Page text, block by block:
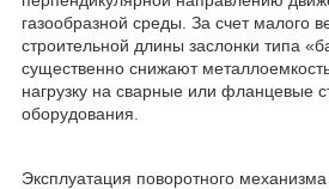
газообразной среды. За счет малого
строительной длины заслонки типа
существенно снижают
нагрузку на сварные или фланцевые
оборудования.
Эксплуатация поворотного